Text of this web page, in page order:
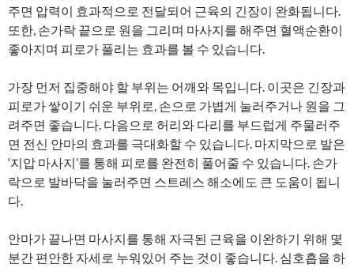
주면 압력이 효과적으로 전달되어 근육의 긴장이 완화됩니다.
또한, 손가락 끝으로 원을 그리며 마사지를 해주면 혈액순환이
좋아지며 피로가 풀리는 효과를 볼 수 있습니다.
가장 먼저 집중해야 할 부위는 어깨와 목입니다. 이곳은 긴장과
피로가 쌓이기 쉬운 부위로, 손으로 가볍게 눌러주거나 원을 그
려주면 좋습니다. 다음으로 허리와 다리를 부드럽게 주물러주
면 전신 안마의 효과를 극대화할 수 있습니다. 마지막으로 발은
‘지압 마사지’를 통해 피로를 완전히 풀어줄 수 있습니다. 손가
락으로 발바닥을 눌러주면 스트레스 해소에도 큰 도움이 됩니
다.
안마가 끝나면 마사지를 통해 자극된 근육을 이완하기 위해 몇
분간 편안한 자세로 누워있어 주는 것이 좋습니다. 심호흡을 하